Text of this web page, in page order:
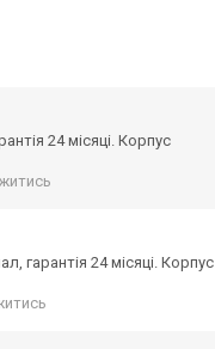
24 місяці. Корпус
гарантія 24 місяці. Корпус